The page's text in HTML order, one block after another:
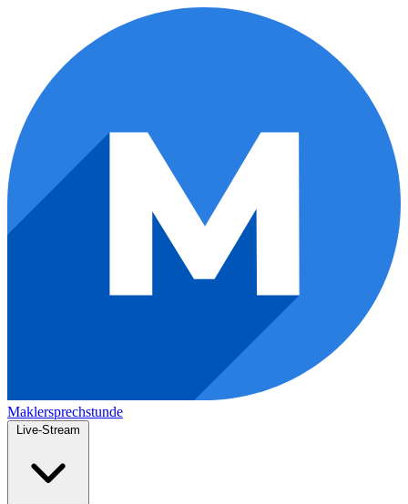
Maklersprechstunde
Live-Stream